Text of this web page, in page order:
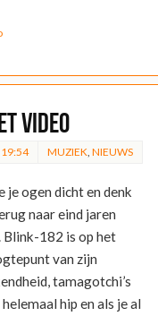
video
MUZIEK NIEUWS
je ogen dicht en denk
naar eind jaren
Blink-182 is op het
van zijn
tamagotchi’s
helemaal hip en als je al